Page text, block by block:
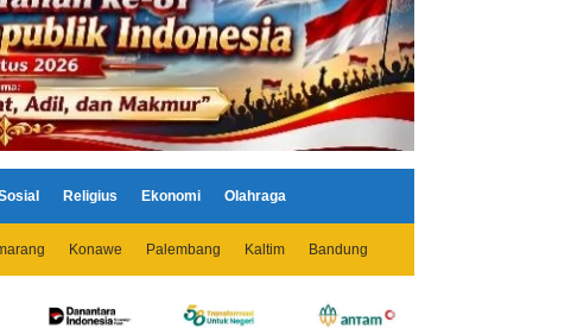
Religius Ekonomi Olahraga
Konawe Palembang Kaltim Bandung